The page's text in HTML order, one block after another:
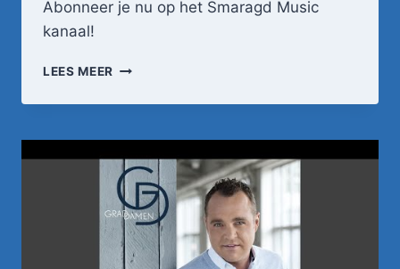
Abonneer je nu op het Smaragd Music
kanaal!
LEES MEER GRAD
–
&
OPOE'S
(OFFICIËLE
VIDEOCLIP)